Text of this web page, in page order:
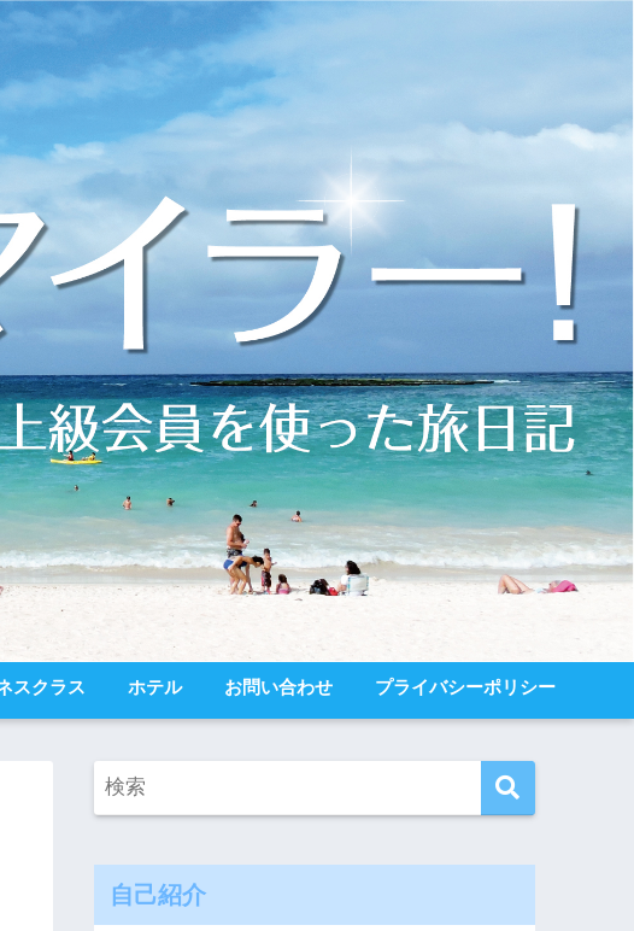
スクラス ホテル お問い合わせ プライバシーポリシー
自己紹介